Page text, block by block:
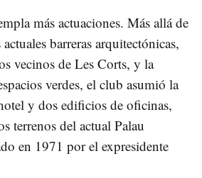
más actuaciones. Más allá de
barreras arquitectónicas,
vecinos de Les Corts, y la
verdes, el club asumió la
y dos edificios de oficinas,
terrenos del actual Palau
en 1971 por el expresidente